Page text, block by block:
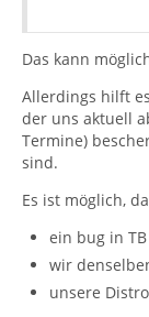
Das kann
Allerdings hilft
der uns aktuell
Termine)
sind.
Es ist möglich,
ein bug in
wir
unsere